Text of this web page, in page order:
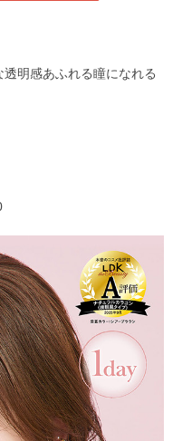
明感あふれる瞳になれる